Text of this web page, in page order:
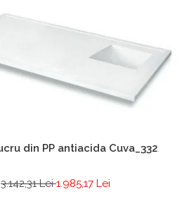
Blat de lucru din PP antiacida Cuva_332
3.142,31 Lei1.985,17 Lei